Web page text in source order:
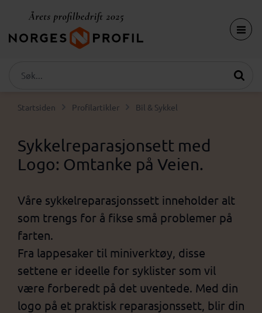
Startsiden Profilartikler Bil & Sykkel
Sykkelreparasjonsett med
Logo: Omtanke på Veien.
Våre sykkelreparasjonssett inneholder alt
som trengs for å fikse små problemer på
farten.
Fra lappesaker til miniverktøy, disse
settene er ideelle for syklister som vil
være forberedt på det uventede. Med din
logo på et praktisk reparasjonssett, blir din